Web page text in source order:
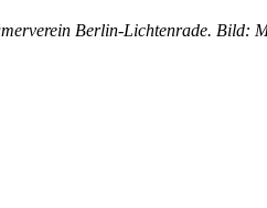
Berlin-Lichtenrade. Bild: